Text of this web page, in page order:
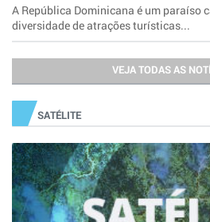
A República Dominicana é um paraíso
diversidade de atrações turísticas...
VEJA TODAS AS
SATÉLITE